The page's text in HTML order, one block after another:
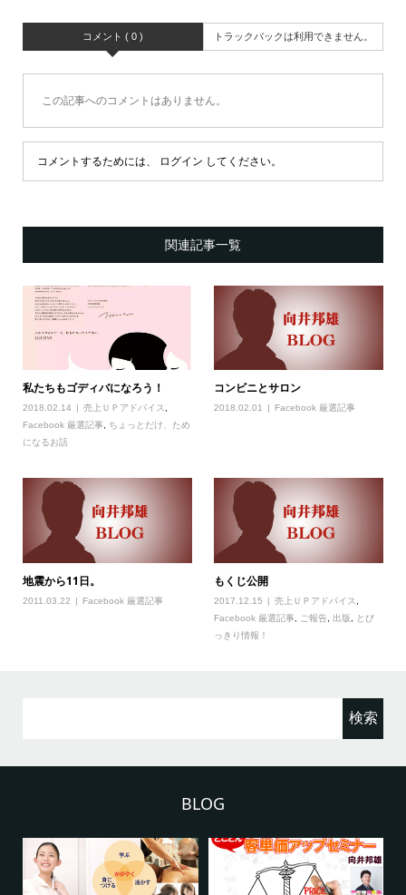
コメント ( 0 ) トラックバックは利用できません。
この記事へのコメントはありません。
コメントするためには、 ログイン してください。
関連記事一覧
私たちもゴディバになろう！
2018.02.14 売上ＵＰアドバイス,
Facebook 厳選記事, ちょっとだけ、ため
になるお話
コンビニとサロン
2018.02.01 Facebook 厳選記事
地震から11日。
2011.03.22 Facebook 厳選記事
もくじ公開
2017.12.15 売上ＵＰアドバイス
Facebook 厳選記事
ご報告 ,出版
とび
っきり情報！
BLOG